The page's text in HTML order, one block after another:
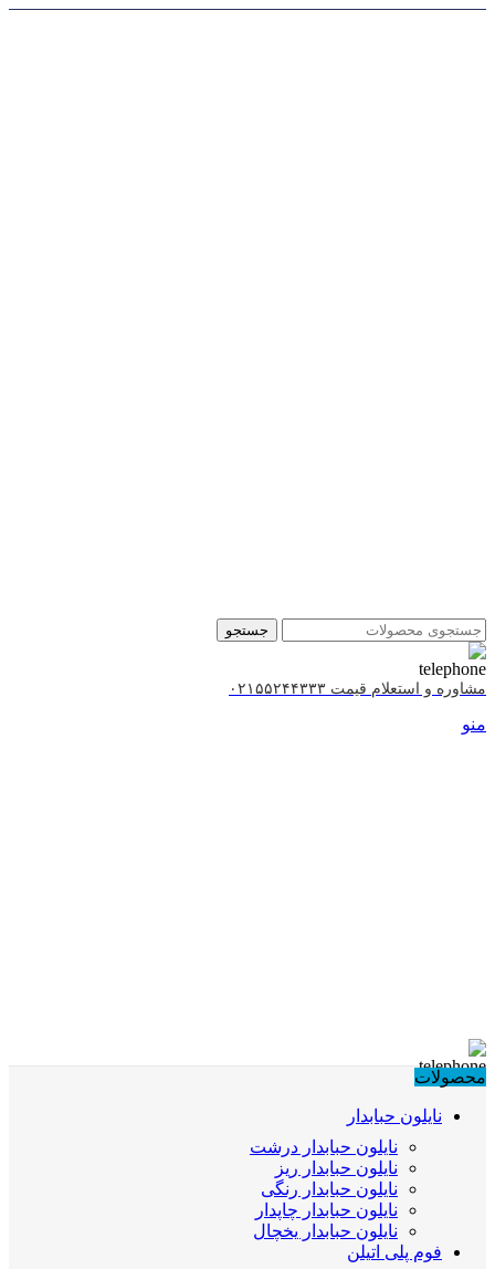
جستجو
مشاوره و استعلام قیمت ۰۲۱۵۵۲۴۴۳۳۳
منو
محصولات
نایلون حبابدار
نایلون حبابدار درشت
نایلون حبابدار ریز
نایلون حبابدار رنگی
نایلون حبابدار چاپدار
نایلون حبابدار یخچال
فوم پلی اتیلن